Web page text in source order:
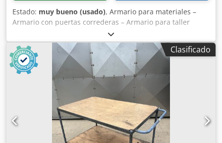
Estado: muy bueno (usado), Armario para materiales –
Armario con puertas correderas – Armario para taller
Ancho: 2000 mm Profundidad: 500 mm Altura: 1950 mm
Dodpfx Aozmu Hvjqlewa
Clasificado